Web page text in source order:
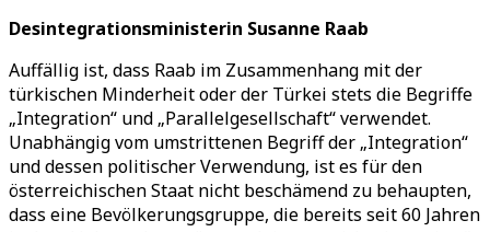
Desintegrationsministerin Susanne Raab
Auffällig ist, dass Raab im Zusammenhang mit der
türkischen Minderheit oder der Türkei stets die Begriffe
„Integration“ und „Parallelgesellschaft“ verwendet.
Unabhängig vom umstrittenen Begriff der „Integration“
und dessen politischer Verwendung, ist es für den
österreichischen Staat nicht beschämend zu behaupten,
dass eine Bevölkerungsgruppe, die bereits seit 60 Jahren